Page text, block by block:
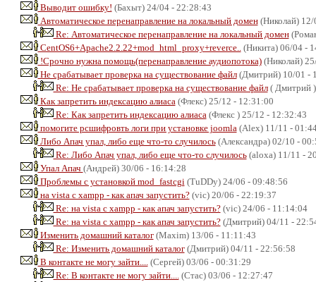
Выводит ошибку! (Бахыт) 24/04 - 22:28:43
Автоматическое перенаправление на локальный домен(Николай) 12/
Re: Автоматическое перенаправление на локальный домен
CentOS6+Apache2.2.22+mod_html_proxy+reverce.. (Никита) 06/04 -
!Срочно нужна помощь(перенаправление аудиопотока)(Николай)
Не срабатывает проверка на существование файл(Дмитрий) 10/01 -
Re: Не срабатывает проверка на существование файл( Дмитрий
Как запретить индексацию алиаса (Флекс) 25/12 - 12:31:00
Re: Как запретить индексацию алиаса (Флекс ) 25/12 - 12:32:43
помогите рсшифровть логи при установке joomla (Alex) 11/11 -
Либо Апач упал, либо еще что-то случилось(Александра) 02/10 -
Re: Либо Апач упал, либо еще что-то случилось(aloxa) 11/11 -
Упал Апач (Андрей) 30/06 - 16:14:28
Проблемы с установкой mod_fastcgi (TuDDy) 24/06 - 09:48:56
на vista c xampp - как апач запустить?(vic) 20/06 - 22:19:37
Re: на vista c xampp - как апач запустить?(vic) 24/06 - 11:14:04
Re: на vista c xampp - как апач запустить?(Дмитрий) 04/11 -
Изменить домашний каталог(Maxim) 13/06 - 11:11:43
Re: Изменить домашний каталог(Дмитрий) 04/11 - 22:56:58
В контакте не могу зайти....
(Сергей) 03/06 - 00:31:29
Re: В контакте не могу зайти....
(Стас) 03/06 - 12:27:47